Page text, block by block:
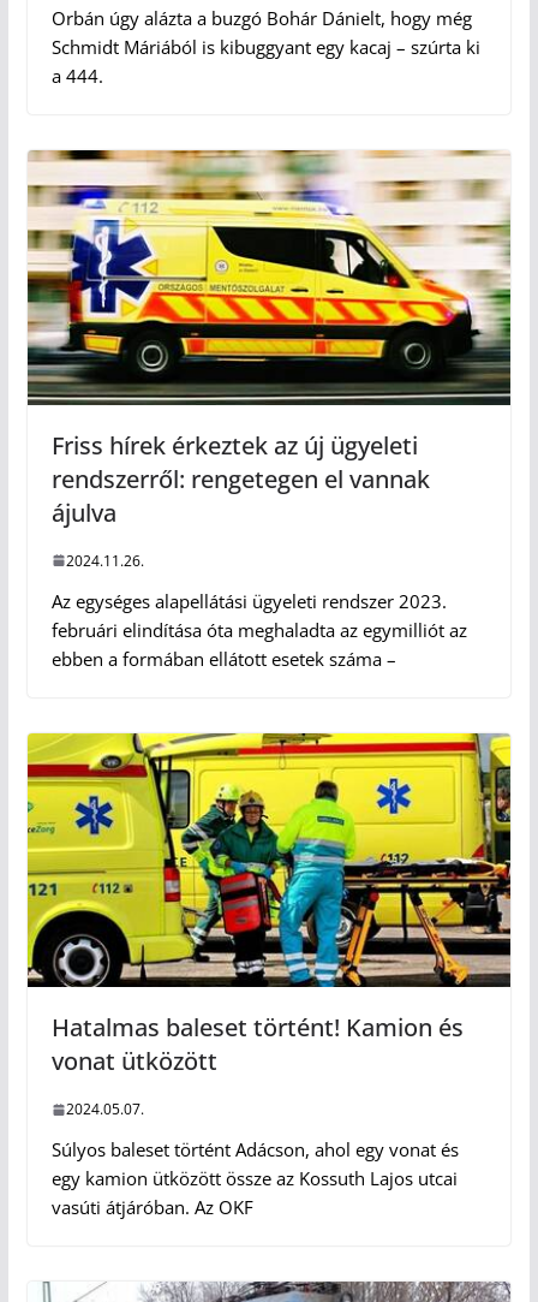
Orbán úgy alázta a buzgó Bohár Dánielt, hogy még
Schmidt Máriából is kibuggyant egy kacaj – szúrta ki
a 444.
Friss hírek érkeztek az új ügyeleti
rendszerről: rengetegen el vannak
ájulva
2024.11.26.
Az egységes alapellátási ügyeleti rendszer 2023.
februári elindítása óta meghaladta az egymilliót az
ebben a formában ellátott esetek száma –
Hatalmas baleset történt! Kamion és
vonat ütközött
2024.05.07.
Súlyos baleset történt Adácson, ahol egy vonat és
egy kamion ütközött össze az Kossuth Lajos utcai
vasúti átjáróban. Az OKF